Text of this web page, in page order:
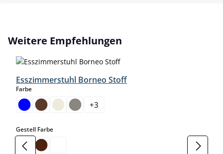
Produktgalerie überspringen
Weitere Empfehlungen
Esszimmerstuhl Borneo Stoff
Farbeauswählen
+3
Gestell Farbeauswählen